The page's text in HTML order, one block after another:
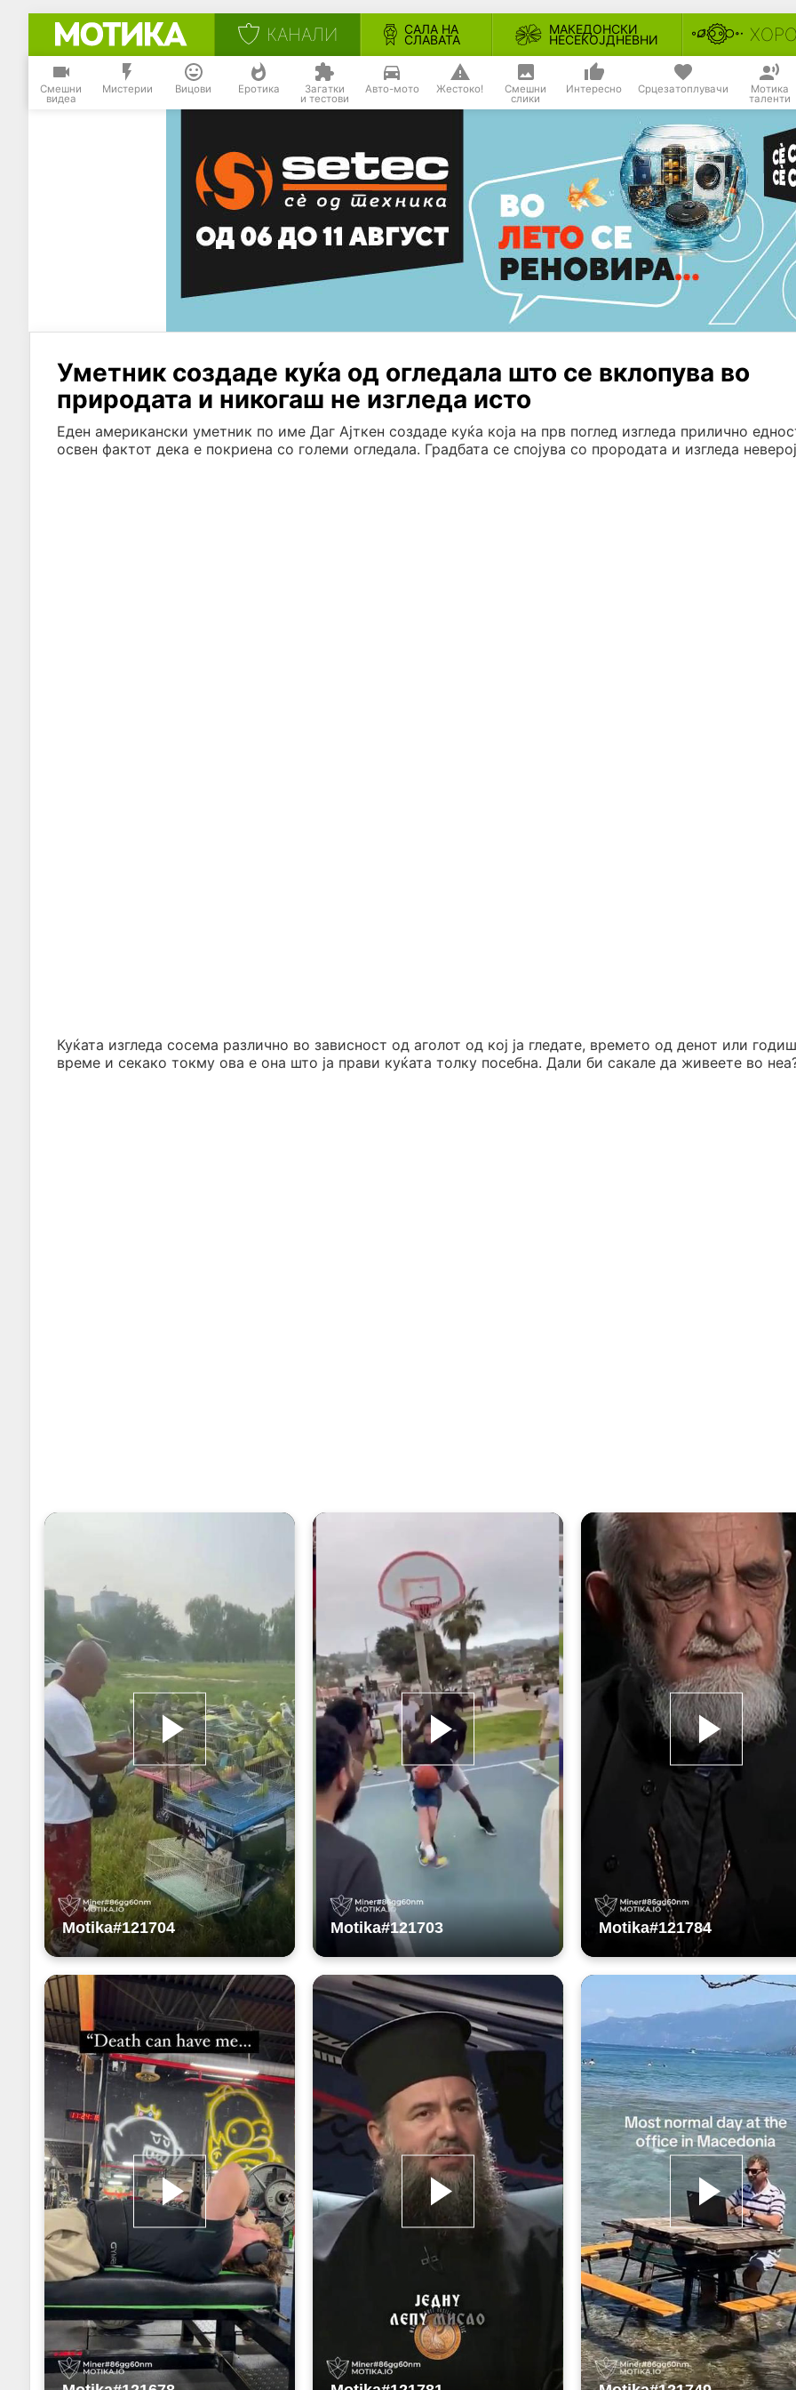
КАНАЛИ САЛА НА
СЛАВАТА
МАКЕДОНСКИ
НЕСЕКОЈДНЕВНИ
Смешни
видеа
Мистерии Вицови Еротика Загатки
и тестови
Авто-мото Жестоко! Смешни
слики
Интересно Срцезатоплувачи Мотика
таленти
Уметник создаде куќа од огледала што се вклопува во
природата и никогаш не изгледа исто
Еден американски уметник по име Даг Ајткен создаде куќа која на прв поглед изгледа прилично
освен фактот дека е покриена со големи огледала. Градбата се спојува со прородата и изгледа
Куќата изгледа сосема различно во зависност од аголот од кој ја гледате, времето од денот или
време и секако токму ова е она што ја прави куќата толку посебна. Дали би сакале да живеете во